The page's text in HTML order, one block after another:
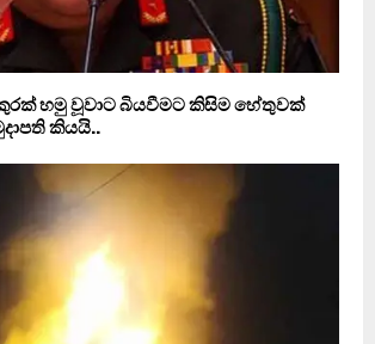
හමු වූවාට බියවීමට කිසිම හේතුවක්
කියයි..